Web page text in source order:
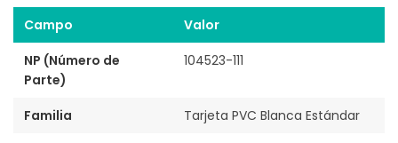
Campo
Valor
NP (Número de
Parte)
104523-111
Familia
Tarjeta PVC Blanca Estándar